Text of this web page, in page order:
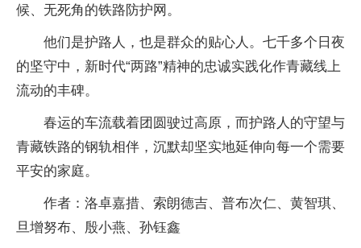
候、无死角的铁路防护网。
他们是护路人，也是群众的贴心人。七千多个日夜
的坚守中，新时代“两路”精神的忠诚实践化作青藏线上
流动的丰碑。
春运的车流载着团圆驶过高原，而护路人的守望与
青藏铁路的钢轨相伴，沉默却坚实地延伸向每一个需要
平安的家庭。
作者：洛卓嘉措、索朗德吉、普布次仁、黄智琪、
旦增努布、殷小燕、孙钰鑫